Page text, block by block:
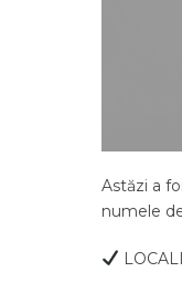
Astăzi a
numele